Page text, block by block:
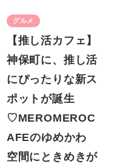
グルメ
【推し活カフェ】
神保町に、推し活
にぴったりな新ス
ポットが誕生
♡MEROMEROC
AFEのゆめかわ
空間にときめきが